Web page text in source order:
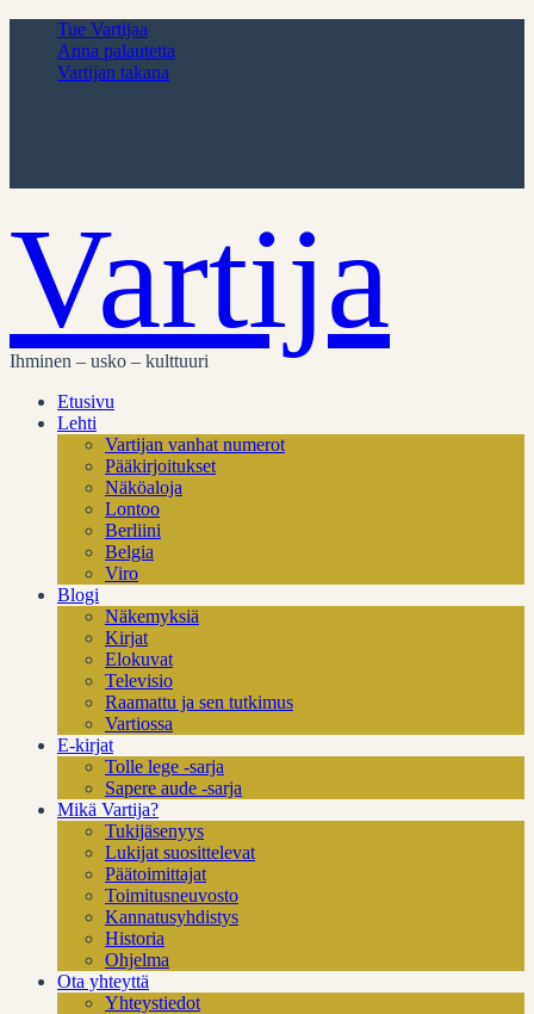
Tue Vartijaa
Anna palautetta
Vartijan takana
Vartija
Ihminen – usko – kulttuuri
Etusivu
Lehti
Vartijan vanhat numerot
Pääkirjoitukset
Näköaloja
Lontoo
Berliini
Belgia
Viro
Blogi
Näkemyksiä
Kirjat
Elokuvat
Televisio
Raamattu ja sen tutkimus
Vartiossa
E-kirjat
Tolle lege -sarja
Sapere aude -sarja
Mikä Vartija?
Tukijäsenyys
Lukijat suosittelevat
Päätoimittajat
Toimitusneuvosto
Kannatusyhdistys
Historia
Ohjelma
Ota yhteyttä
Yhteystiedot